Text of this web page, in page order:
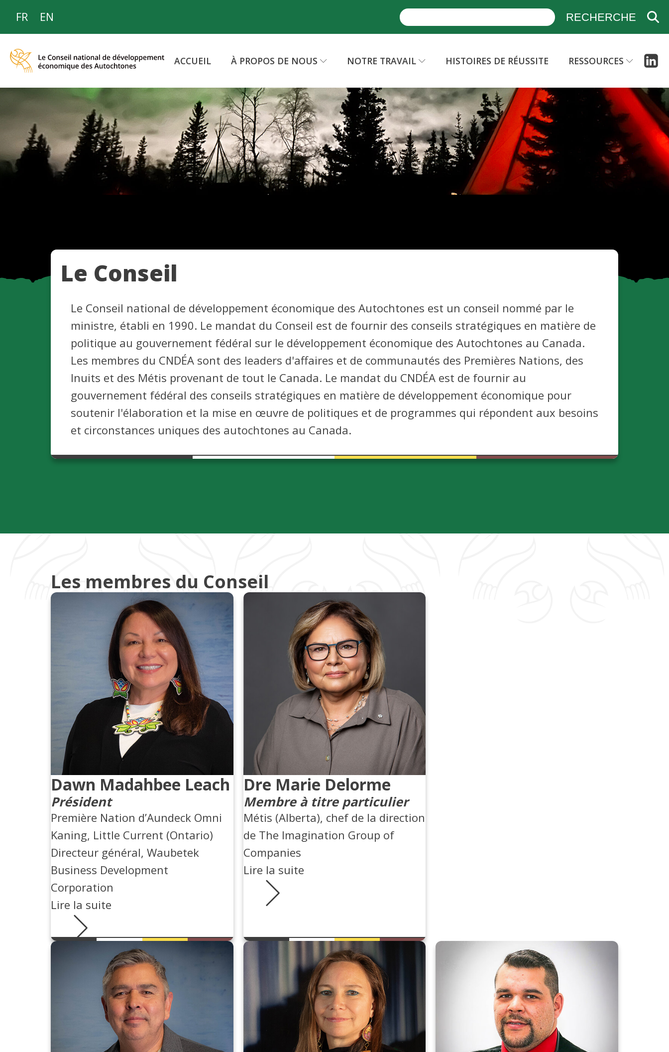
FR EN
ACCUEIL À PROPOS DE NOUS NOTRE TRAVAIL HISTOIRES DE RÉUSSITE RESSOURCES
Le Conseil
Le Conseil national de développement économique des Autochtones est un conseil nommé par le
ministre, établi en 1990. Le mandat du Conseil est de fournir des conseils stratégiques en matière de
politique au gouvernement fédéral sur le développement économique des Autochtones au Canada.
Les membres du CNDÉA sont des leaders d'affaires et de communautés des Premières Nations, des
Inuits et des Métis provenant de tout le Canada. Le mandat du CNDÉA est de fournir au
gouvernement fédéral des conseils stratégiques en matière de développement économique pour
soutenir l'élaboration et la mise en œuvre de politiques et de programmes qui répondent aux besoins
et circonstances uniques des autochtones au Canada.
Les membres du Conseil
Dawn Madahbee Leach
Président
Première Nation d’Aundeck Omni
Kaning, Little Current (Ontario)
Directeur général, Waubetek
Business Development
Corporation
Lire la suite
Dre Marie Delorme
Membre à titre particulier
Métis (Alberta), chef de la direction
de The Imagination Group of
Companies
Lire la suite